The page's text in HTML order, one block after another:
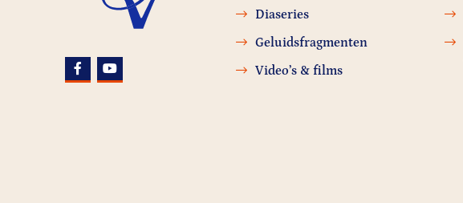
Diaseries
Geluidsfragmenten
Video’s & films